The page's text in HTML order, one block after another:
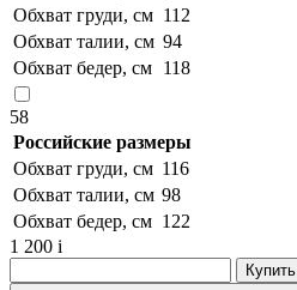
Обхват груди, см 112
Обхват талии, см 94
Обхват бедер, см 118
58
Российские размеры
Обхват груди, см 116
Обхват талии, см 98
Обхват бедер, см 122
1 200 i
Купить